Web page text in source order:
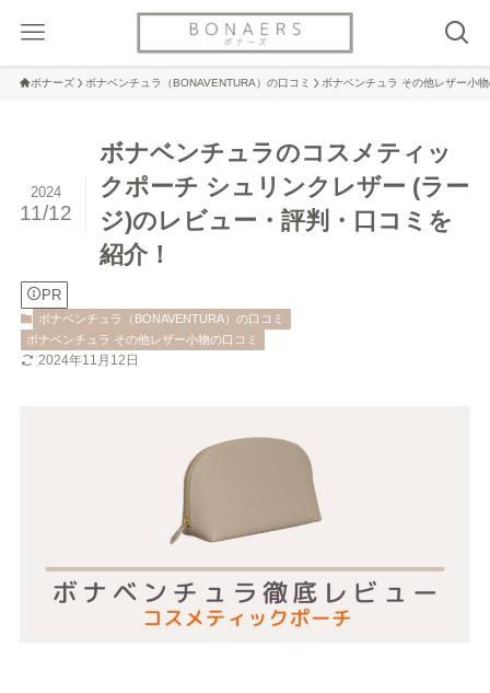
ボナーズ ボナベンチュラ（BONAVENTURA）の口コミ ボナベンチュラ その他レザー小
ボナベンチュラのコスメティッ
クポーチ シュリンクレザー (ラー
ジ)のレビュー・評判・口コミを
紹介！
2024
11/12
PR
ボナベンチュラ（BONAVENTURA）の口コミ
ボナベンチュラ その他レザー小物の口コミ
2024年11月12日